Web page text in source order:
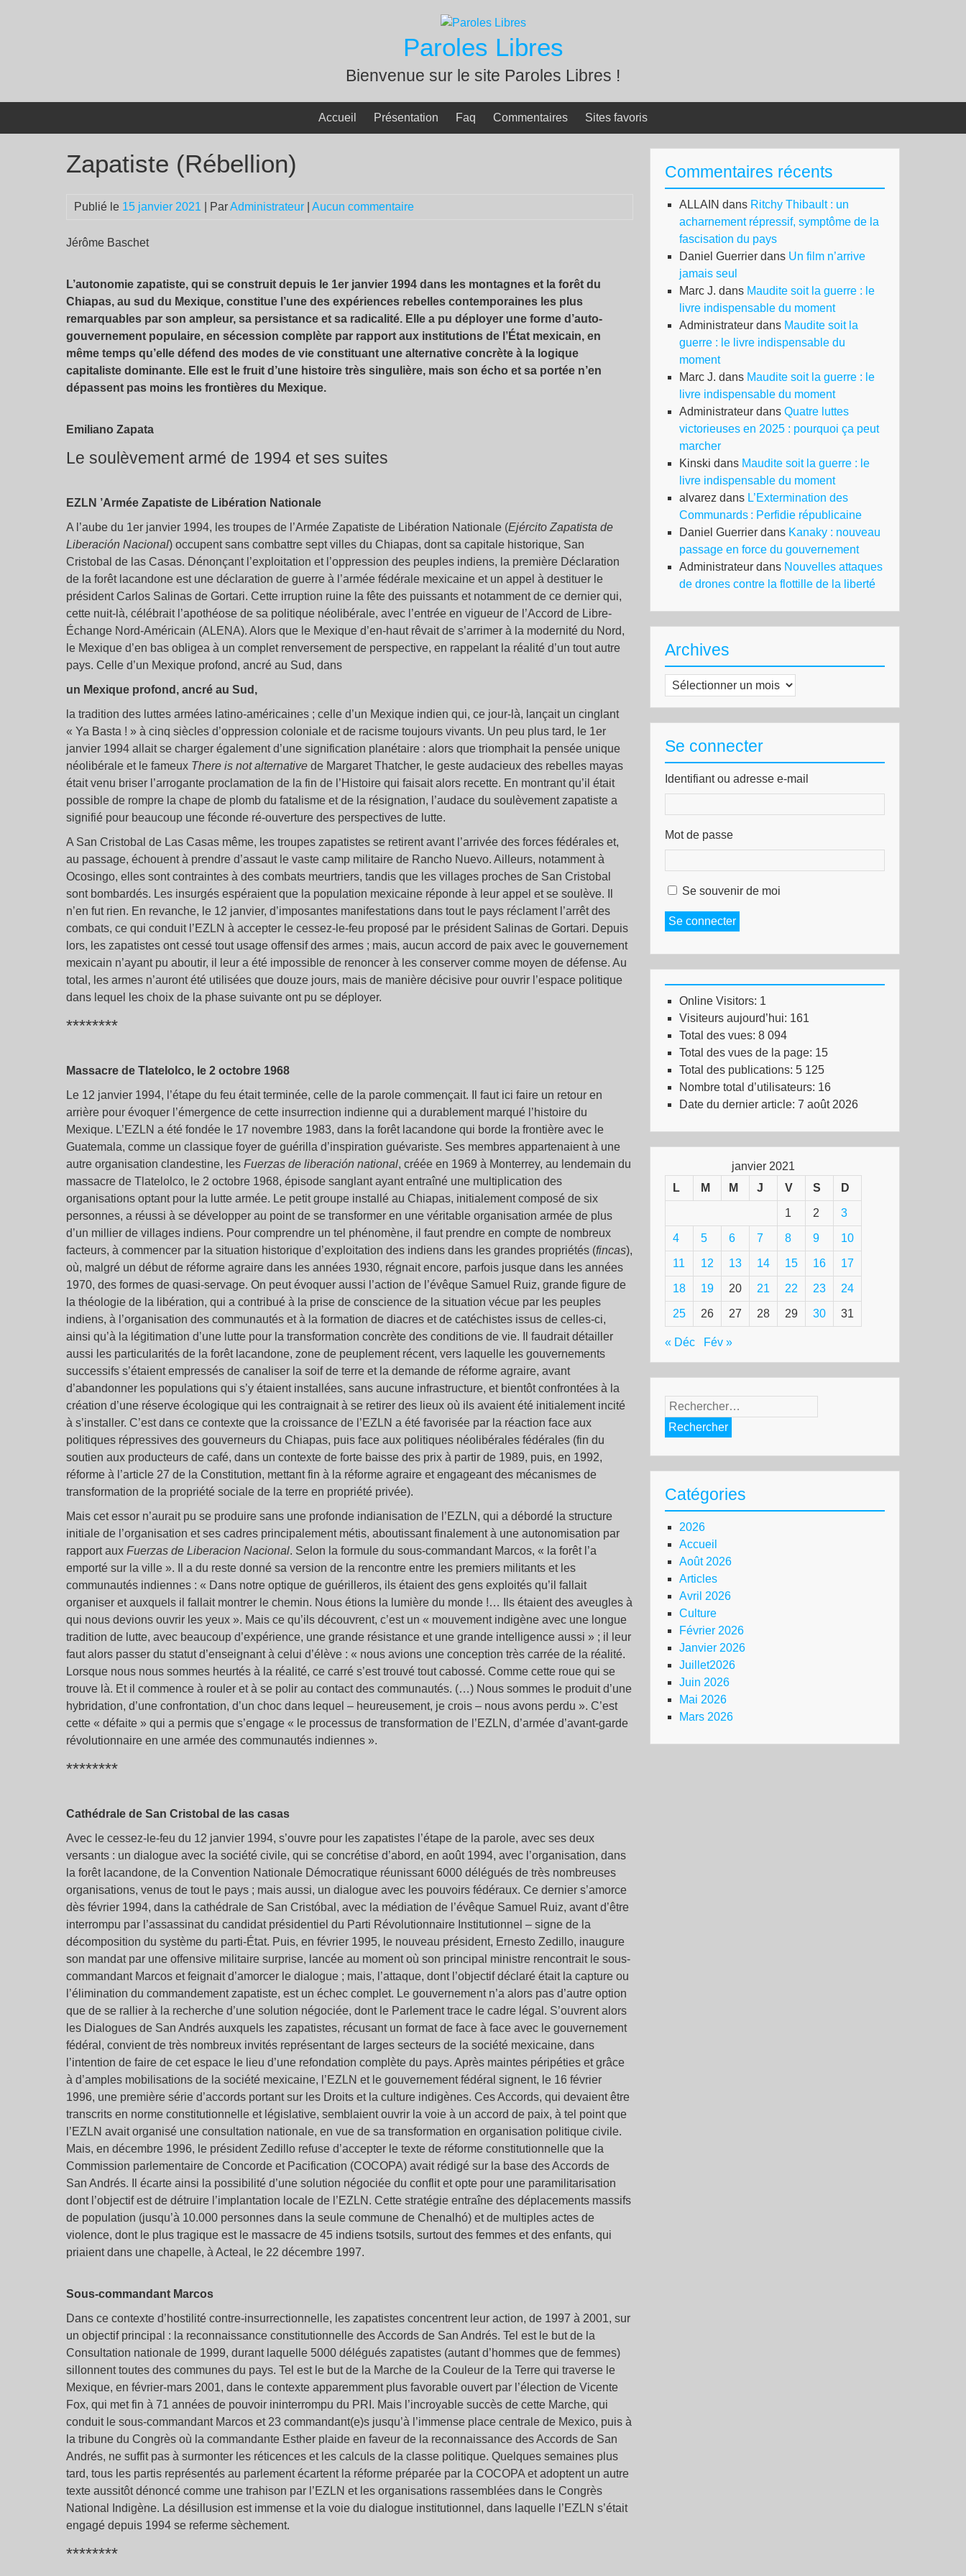
Paroles Libres
Bienvenue sur le site Paroles Libres !
Accueil Présentation Faq Commentaires Sites favoris
Zapatiste (Rébellion)
Publié le 15 janvier 2021 | ParAdministrateur Aucun commentaire
Jérôme Baschet
L’autonomie zapatiste, qui se construit depuis le 1er janvier 1994 dans les montagnes et la forêt du
Chiapas, au sud du Mexique, constitue l’une des expériences rebelles contemporaines les plus
remarquables par son ampleur, sa persistance et sa radicalité. Elle a pu déployer une forme d’auto-
gouvernement populaire, en sécession complète par rapport aux institutions de l’État mexicain, en
même temps qu’elle défend des modes de vie constituant une alternative concrète à la logique
capitaliste dominante. Elle est le fruit d’une histoire très singulière, mais son écho et sa portée n’en
dépassent pas moins les frontières du Mexique.
Emiliano Zapata
Le soulèvement armé de 1994 et ses suites
EZLN ’Armée Zapatiste de Libération Nationale
A l’aube du 1er janvier 1994, les troupes de l’Armée Zapatiste de Libération Nationale (Ejército Zapatista de
Liberación Nacional) occupent sans combattre sept villes du Chiapas, dont sa capitale historique, San
Cristobal de las Casas. Dénonçant l’exploitation et l’oppression des peuples indiens, la première Déclaration
de la forêt lacandone est une déclaration de guerre à l’armée fédérale mexicaine et un appel à destituer le
président Carlos Salinas de Gortari. Cette irruption ruine la fête des puissants et notamment de ce dernier qui,
cette nuit-là, célébrait l’apothéose de sa politique néolibérale, avec l’entrée en vigueur de l’Accord de Libre-
Échange Nord-Américain (ALENA). Alors que le Mexique d’en-haut rêvait de s’arrimer à la modernité du Nord,
le Mexique d’en bas obligea à un complet renversement de perspective, en rappelant la réalité d’un tout autre
pays. Celle d’un Mexique profond, ancré au Sud, dans
un Mexique profond, ancré au Sud,
la tradition des luttes armées latino-américaines ; celle d’un Mexique indien qui, ce jour-là, lançait un cinglant
« Ya Basta ! » à cinq siècles d’oppression coloniale et de racisme toujours vivants. Un peu plus tard, le 1er
janvier 1994 allait se charger également d’une signification planétaire : alors que triomphait la pensée unique
néolibérale et le fameux There is not alternative de Margaret Thatcher, le geste audacieux des rebelles mayas
était venu briser l’arrogante proclamation de la fin de l’Histoire qui faisait alors recette. En montrant qu’il était
possible de rompre la chape de plomb du fatalisme et de la résignation, l’audace du soulèvement zapatiste a
signifié pour beaucoup une féconde ré-ouverture des perspectives de lutte.
A San Cristobal de Las Casas même, les troupes zapatistes se retirent avant l’arrivée des forces fédérales et,
au passage, échouent à prendre d’assaut le vaste camp militaire de Rancho Nuevo. Ailleurs, notamment à
Ocosingo, elles sont contraintes à des combats meurtriers, tandis que les villages proches de San Cristobal
sont bombardés. Les insurgés espéraient que la population mexicaine réponde à leur appel et se soulève. Il
n’en fut rien. En revanche, le 12 janvier, d’imposantes manifestations dans tout le pays réclament l’arrêt des
combats, ce qui conduit l’EZLN à accepter le cessez-le-feu proposé par le président Salinas de Gortari. Depuis
lors, les zapatistes ont cessé tout usage offensif des armes ; mais, aucun accord de paix avec le gouvernement
mexicain n’ayant pu aboutir, il leur a été impossible de renoncer à les conserver comme moyen de défense. Au
total, les armes n’auront été utilisées que douze jours, mais de manière décisive pour ouvrir l’espace politique
dans lequel les choix de la phase suivante ont pu se déployer.
********
Massacre de Tlatelolco, le 2 octobre 1968
Le 12 janvier 1994, l’étape du feu était terminée, celle de la parole commençait. Il faut ici faire un retour en
arrière pour évoquer l’émergence de cette insurrection indienne qui a durablement marqué l’histoire du
Mexique. L’EZLN a été fondée le 17 novembre 1983, dans la forêt lacandone qui borde la frontière avec le
Guatemala, comme un classique foyer de guérilla d’inspiration guévariste. Ses membres appartenaient à une
autre organisation clandestine, les Fuerzas de liberación national, créée en 1969 à Monterrey, au lendemain du
massacre de Tlatelolco, le 2 octobre 1968, épisode sanglant ayant entraîné une multiplication des
organisations optant pour la lutte armée. Le petit groupe installé au Chiapas, initialement composé de six
personnes, a réussi à se développer au point de se transformer en une véritable organisation armée de plus
d’un millier de villages indiens. Pour comprendre un tel phénomène, il faut prendre en compte de nombreux
facteurs, à commencer par la situation historique d’exploitation des indiens dans les grandes propriétés (fincas),
où, malgré un début de réforme agraire dans les années 1930, régnait encore, parfois jusque dans les années
1970, des formes de quasi-servage. On peut évoquer aussi l’action de l’évêque Samuel Ruiz, grande figure de
la théologie de la libération, qui a contribué à la prise de conscience de la situation vécue par les peuples
indiens, à l’organisation des communautés et à la formation de diacres et de catéchistes issus de celles-ci,
ainsi qu’à la légitimation d’une lutte pour la transformation concrète des conditions de vie. Il faudrait détailler
aussi les particularités de la forêt lacandone, zone de peuplement récent, vers laquelle les gouvernements
successifs s’étaient empressés de canaliser la soif de terre et la demande de réforme agraire, avant
d’abandonner les populations qui s’y étaient installées, sans aucune infrastructure, et bientôt confrontées à la
création d’une réserve écologique qui les contraignait à se retirer des lieux où ils avaient été initialement incité
à s’installer. C’est dans ce contexte que la croissance de l’EZLN a été favorisée par la réaction face aux
politiques répressives des gouverneurs du Chiapas, puis face aux politiques néolibérales fédérales (fin du
soutien aux producteurs de café, dans un contexte de forte baisse des prix à partir de 1989, puis, en 1992,
réforme à l’article 27 de la Constitution, mettant fin à la réforme agraire et engageant des mécanismes de
transformation de la propriété sociale de la terre en propriété privée).
Mais cet essor n’aurait pu se produire sans une profonde indianisation de l’EZLN, qui a débordé la structure
initiale de l’organisation et ses cadres principalement métis, aboutissant finalement à une autonomisation par
rapport aux Fuerzas de Liberacion Nacional. Selon la formule du sous-commandant Marcos, « la forêt l’a
emporté sur la ville ». Il a du reste donné sa version de la rencontre entre les premiers militants et les
communautés indiennes : « Dans notre optique de guérilleros, ils étaient des gens exploités qu’il fallait
organiser et auxquels il fallait montrer le chemin. Nous étions la lumière du monde !… Ils étaient des aveugles à
qui nous devions ouvrir les yeux ». Mais ce qu’ils découvrent, c’est un « mouvement indigène avec une longue
tradition de lutte, avec beaucoup d’expérience, une grande résistance et une grande intelligence aussi » ; il leur
faut alors passer du statut d’enseignant à celui d’élève : « nous avions une conception très carrée de la réalité.
Lorsque nous nous sommes heurtés à la réalité, ce carré s’est trouvé tout cabossé. Comme cette roue qui se
trouve là. Et il commence à rouler et à se polir au contact des communautés. (…) Nous sommes le produit d’une
hybridation, d’une confrontation, d’un choc dans lequel – heureusement, je crois – nous avons perdu ». C’est
cette « défaite » qui a permis que s’engage « le processus de transformation de l’EZLN, d’armée d’avant-garde
révolutionnaire en une armée des communautés indiennes ».
********
Cathédrale de San Cristobal de las casas
Avec le cessez-le-feu du 12 janvier 1994, s’ouvre pour les zapatistes l’étape de la parole, avec ses deux
versants : un dialogue avec la société civile, qui se concrétise d’abord, en août 1994, avec l’organisation, dans
la forêt lacandone, de la Convention Nationale Démocratique réunissant 6000 délégués de très nombreuses
organisations, venus de tout le pays ; mais aussi, un dialogue avec les pouvoirs fédéraux. Ce dernier s’amorce
dès février 1994, dans la cathédrale de San Cristóbal, avec la médiation de l’évêque Samuel Ruiz, avant d’être
interrompu par l’assassinat du candidat présidentiel du Parti Révolutionnaire Institutionnel – signe de la
décomposition du système du parti-État. Puis, en février 1995, le nouveau président, Ernesto Zedillo, inaugure
son mandat par une offensive militaire surprise, lancée au moment où son principal ministre rencontrait le sous-
commandant Marcos et feignait d’amorcer le dialogue ; mais, l’attaque, dont l’objectif déclaré était la capture ou
l’élimination du commandement zapatiste, est un échec complet. Le gouvernement n’a alors pas d’autre option
que de se rallier à la recherche d’une solution négociée, dont le Parlement trace le cadre légal. S’ouvrent alors
les Dialogues de San Andrés auxquels les zapatistes, récusant un format de face à face avec le gouvernement
fédéral, convient de très nombreux invités représentant de larges secteurs de la société mexicaine, dans
l’intention de faire de cet espace le lieu d’une refondation complète du pays. Après maintes péripéties et grâce
à d’amples mobilisations de la société mexicaine, l’EZLN et le gouvernement fédéral signent, le 16 février
1996, une première série d’accords portant sur les Droits et la culture indigènes. Ces Accords, qui devaient être
transcrits en norme constitutionnelle et législative, semblaient ouvrir la voie à un accord de paix, à tel point que
l’EZLN avait organisé une consultation nationale, en vue de sa transformation en organisation politique civile.
Mais, en décembre 1996, le président Zedillo refuse d’accepter le texte de réforme constitutionnelle que la
Commission parlementaire de Concorde et Pacification (COCOPA) avait rédigé sur la base des Accords de
San Andrés. Il écarte ainsi la possibilité d’une solution négociée du conflit et opte pour une paramilitarisation
dont l’objectif est de détruire l’implantation locale de l’EZLN. Cette stratégie entraîne des déplacements massifs
de population (jusqu’à 10.000 personnes dans la seule commune de Chenalhó) et de multiples actes de
violence, dont le plus tragique est le massacre de 45 indiens tsotsils, surtout des femmes et des enfants, qui
priaient dans une chapelle, à Acteal, le 22 décembre 1997.
Sous-commandant Marcos
Dans ce contexte d’hostilité contre-insurrectionnelle, les zapatistes concentrent leur action, de 1997 à 2001, sur
un objectif principal : la reconnaissance constitutionnelle des Accords de San Andrés. Tel est le but de la
Consultation nationale de 1999, durant laquelle 5000 délégués zapatistes (autant d’hommes que de femmes)
sillonnent toutes des communes du pays. Tel est le but de la Marche de la Couleur de la Terre qui traverse le
Mexique, en février-mars 2001, dans le contexte apparemment plus favorable ouvert par l’élection de Vicente
Fox, qui met fin à 71 années de pouvoir ininterrompu du PRI. Mais l’incroyable succès de cette Marche, qui
conduit le sous-commandant Marcos et 23 commandant(e)s jusqu’à l’immense place centrale de Mexico, puis à
la tribune du Congrès où la commandante Esther plaide en faveur de la reconnaissance des Accords de San
Andrés, ne suffit pas à surmonter les réticences et les calculs de la classe politique. Quelques semaines plus
tard, tous les partis représentés au parlement écartent la réforme préparée par la COCOPA et adoptent un autre
texte aussitôt dénoncé comme une trahison par l’EZLN et les organisations rassemblées dans le Congrès
National Indigène. La désillusion est immense et la voie du dialogue institutionnel, dans laquelle l’EZLN s’était
engagé depuis 1994 se referme sèchement.
********
Commentaires récents
ALLAIN dans Ritchy Thibault : un
acharnement répressif, symptôme de la
fascisation du pays
Daniel Guerrier dans Un film n’arrive
jamais seul
Marc J. dans Maudite soit la guerre : le
livre indispensable du moment
Administrateur dans Maudite soit la
guerre : le livre indispensable du
moment
Marc J. dans Maudite soit la guerre : le
livre indispensable du moment
Administrateur dans Quatre luttes
victorieuses en 2025 : pourquoi ça peut
marcher
Kinski dans Maudite soit la guerre : le
livre indispensable du moment
alvarez dans L’Extermination des
Communards : Perfidie républicaine
Daniel Guerrier dans Kanaky : nouveau
passage en force du gouvernement
Administrateur dans Nouvelles attaques
de drones contre la flottille de la liberté
Archives
Archives
Se connecter
Identifiant ou adresse e-mail
Mot de passe
Se souvenir de moi
Se connecter
Online Visitors: 1
Visiteurs aujourd’hui: 161
Total des vues: 8 094
Total des vues de la page: 15
Total des publications: 5 125
Nombre total d’utilisateurs: 16
Date du dernier article: 7 août 2026
janvier 2021
L
M M J V S D
1 2 3
4 5 6 7 8 9 10
11 12 13 14 15 16 17
18 19 20 21 22 23 24
25 26 27 28 29 30 31
« Déc Fév »
Rechercher :
Catégories
2026
Accueil
Août 2026
Articles
Avril 2026
Culture
Février 2026
Janvier 2026
Juillet2026
Juin 2026
Mai 2026
Mars 2026